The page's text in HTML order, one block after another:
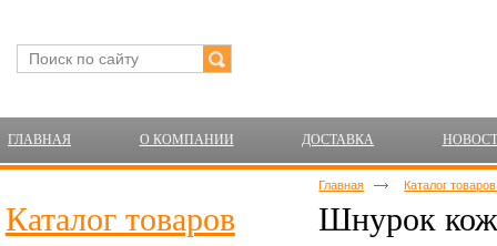
ГЛАВНАЯ О КОМПАНИИ ДОСТАВКА
Каталог товаров
Главная Каталог
Шнурок